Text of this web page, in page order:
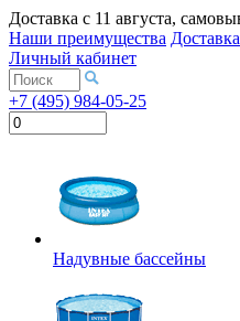
Доставка с 11 августа,
Наши преимущества Доставка
Личный кабинет
+7 (495) 984-05-25
Надувные бассейны